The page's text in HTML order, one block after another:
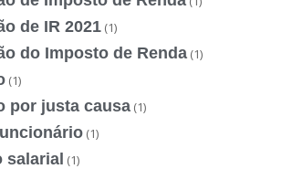
de IR 2021 (1)
do Imposto de Renda (1)
(1)
por justa causa (1)
(1)
salarial (1)